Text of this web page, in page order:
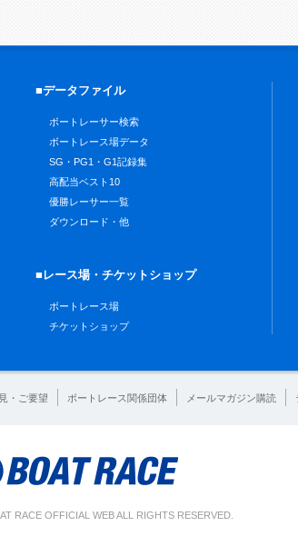
■データファイル
ボートレーサー検索
ボートレース場データ
SG・PG1・G1記録集
高配当ベスト10
優勝レーサー一覧
ダウンロード・他
■レース場・チケットショップ
ボートレース場
チケットショップ
・ご要望 ボートレース関係団体 メールマガジン購読
RACE OFFICIAL WEB ALL RIGHTS RESERVED.